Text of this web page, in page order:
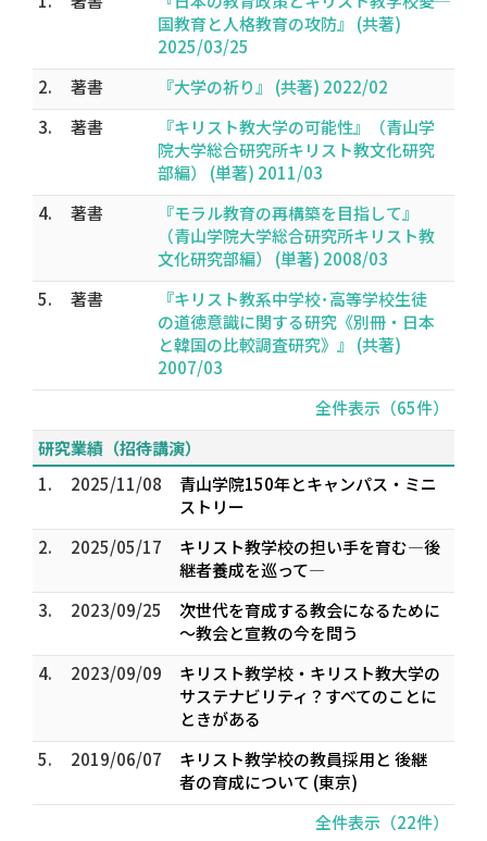
国教育と人格教育の攻防』 (共著)
2025/03/25
2.
著書
『大学の祈り』 (共著) 2022/02
3.
著書
『キリスト教大学の可能性』（青山学
院大学総合研究所キリスト教文化研究
部編） (単著) 2011/03
4.
著書
『モラル教育の再構築を目指して』
（青山学院大学総合研究所キリスト教
文化研究部編） (単著) 2008/03
5.
著書
『キリスト教系中学校･高等学校生徒
の道徳意識に関する研究《別冊・日本
と韓国の比較調査研究》』 (共著)
2007/03
全件表示（65件）
研究業績（招待講演）
1.
2025/11/08
青山学院150年とキャンパス・ミニ
ストリー
2.
2025/05/17
キリスト教学校の担い手を育む―後
継者養成を巡って―
3.
2023/09/25
次世代を育成する教会になるために
～教会と宣教の今を問う
4.
2023/09/09
キリスト教学校・キリスト教大学の
サステナビリティ？――すべてのことに
ときがある
5.
2019/06/07
キリスト教学校の教員採用と 後継
者の育成について (東京)
全件表示（22件）